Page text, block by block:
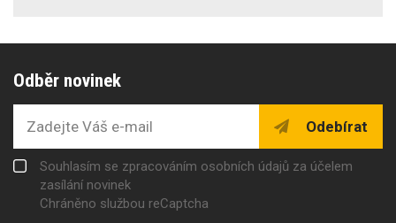
Odběr novinek
Odebírat
Souhlasím se zpracováním osobních údajů za účelem
zasílání novinek
Chráněno službou reCaptcha